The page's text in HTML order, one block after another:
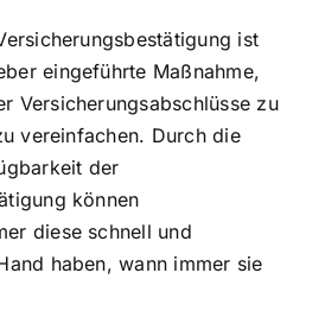
ist
eingeführte Maßnahme,
Versicherungsabschlüsse zu
vereinfachen. Durch die
der
können
diese schnell und
haben, wann immer sie